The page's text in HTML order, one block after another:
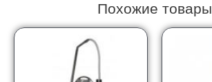
Похожие товары